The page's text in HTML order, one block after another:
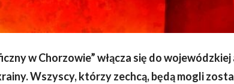
w Chorzowie” włącza się do
Wszyscy, którzy zechcą, będą mogli